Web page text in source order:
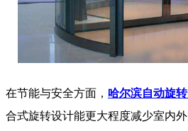
在节能与安全方面， 哈尔滨自动旋转
合式旋转设计能更大程度减少室内